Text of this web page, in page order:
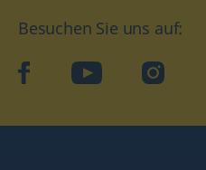
Besuchen Sie uns auf:
facebook YouTube Instagram